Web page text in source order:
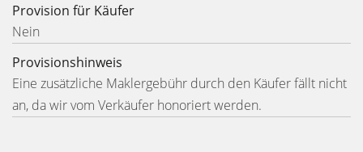
Provision für Käufer
Nein
Provisionshinweis
Eine zusätzliche Maklergebühr durch den Käufer fällt nicht
an, da wir vom Verkäufer honoriert werden.